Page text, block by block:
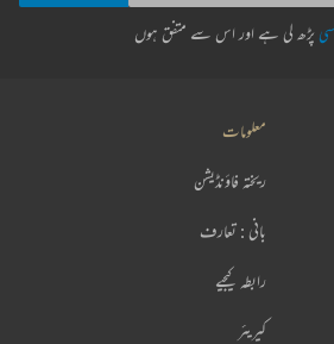
پڑھ لی ہے اور اس سے متفق ہوں
معلومات
ریختہ فاؤنڈیشن
بانی : تعارف
رابطہ کیجیے
کیریئر